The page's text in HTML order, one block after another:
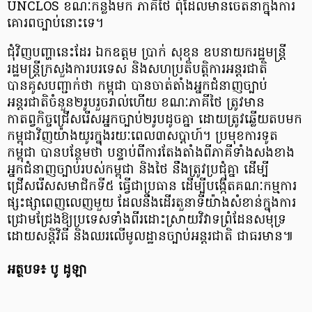
UNCLOS ខណៈកន្លងមក ភាគីថៃ ពុំដែលមានចេតនាក្នុងការ
គោរពច្បាប់នោះទេ។
ជុំវិញបញ្ហានេះដែរ ឯកឧត្តម ប្រាក់ សុខុន ឧបនាយករដ្ឋមន្រ្តី
រដ្ឋមន្រ្តីក្រសួងការបរទេស និងសហប្រតិបត្តិការអន្តរជាតិ
បានគូសបញ្ជាក់ថា កម្ពុជា បានចាត់តាំងអ្នកជំនាញច្បាប់
អន្តរជាតិចំនួន២រូបរួចរាល់ហើយ ខណៈភាគីថៃ ត្រូវមាន
កាតព្វកិច្ចជ្រើសរើសអ្នកច្បាប់២រូបដូចគ្នា ដោយត្រូវឆ្លើយតបមក
កម្ពុជាវិញយ៉ាងយូរក្នុងរយៈពេល៣សប្ដាហ៍។ ប្រមុខការទូត
កម្ពុជា បានបន្ថែមថា បន្ទាប់ពីការតែងតាំងពីភាគីទាំងសងខាង
អ្នកជំនាញច្បាប់របស់កម្ពុជា និងថៃ នឹងត្រូវប្រជុំគ្នា ដើម្បី
ជ្រើសរើសសមាជិកទី៥ ធ្វើជាប្រធាន ដើម្បីបង្កើតគណៈកម្មការ
ផ្សះផ្សាពេញលេញមួយ ដែលនឹងដើរតួនាទីយ៉ាងសំខាន់ក្នុងការ
ជ្រោមជ្រែងឱ្យប្រទេសទាំងពីរដោះស្រាយវិវាទព្រំដែនសមុទ្រ
ដោយសន្តិវិធី និងឈរលើមូលដ្ឋានច្បាប់អន្តរជាតិ ជាធរមាន៕
អត្ថបទ៖ បូ ដូឡា